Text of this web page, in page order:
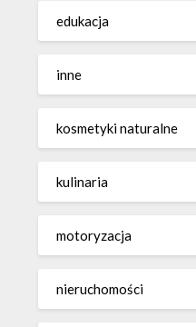
edukacja
inne
kosmetyki naturalne
kulinaria
motoryzacja
nieruchomości